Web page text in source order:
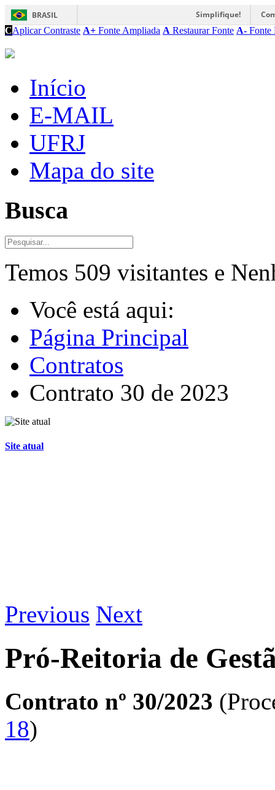
BRASIL Simplifique!
CAplicar Contraste A+ Fonte Ampliada A Restaurar Fonte A- Fonte
Início
E-MAIL
UFRJ
Mapa do site
Busca
Temos 509 visitantes e
Você está aqui:
Página Principal
Contratos
Contrato 30 de 2023
Site atual
Previous Next
Pró-Reitoria de
Contrato nº 30/2023
18)